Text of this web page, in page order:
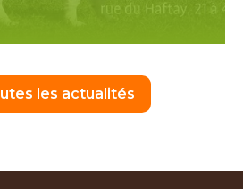
les actualités